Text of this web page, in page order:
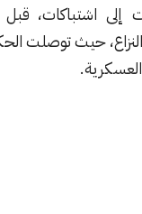
قبل أن تتدخل
حيث توصلت الحكومة لاتفاق